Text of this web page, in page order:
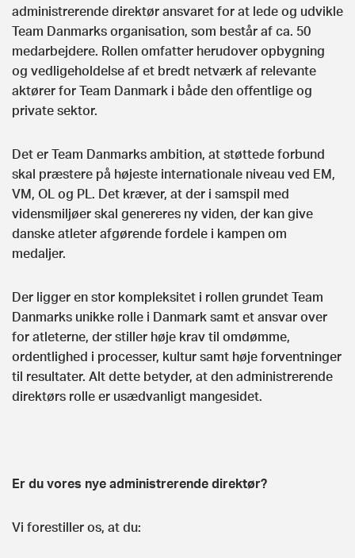
administrerende direktør ansvaret for at lede og udvikle
Team Danmarks organisation, som består af ca. 50
medarbejdere. Rollen omfatter herudover opbygning
og vedligeholdelse af et bredt netværk af relevante
aktører for Team Danmark i både den offentlige og
private sektor.
Det er Team Danmarks ambition, at støttede forbund
skal præstere på højeste internationale niveau ved EM,
VM, OL og PL. Det kræver, at der i samspil med
vidensmiljøer skal genereres ny viden, der kan give
danske atleter afgørende fordele i kampen om
medaljer.
Der ligger en stor kompleksitet i rollen grundet Team
Danmarks unikke rolle i Danmark samt et ansvar over
for atleterne, der stiller høje krav til omdømme,
ordentlighed i processer, kultur samt høje forventninger
til resultater. Alt dette betyder, at den administrerende
direktørs rolle er usædvanligt mangesidet.
Er du vores nye administrerende direktør?
Vi forestiller os, at du: